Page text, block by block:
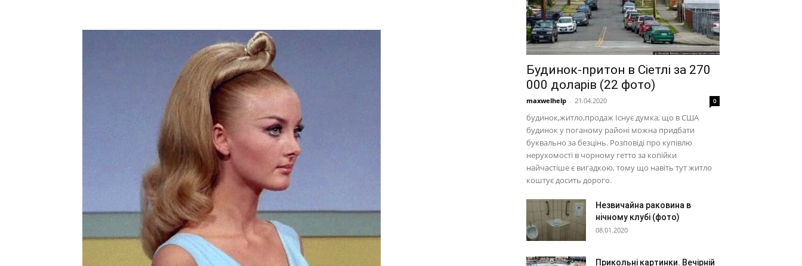
Будинок-притон в Сіетлі за 270
000 доларів (22 фото)
maxwelhelp - 21.04.2020 0
будинок,житло,продаж Існує думка, що в США
будинок у поганому районі можна придбати
буквально за безцінь. Розповіді про купівлю
нерухомості в чорному гетто за копійки
найчастіше є вигадкою, тому що навіть тут житло
коштує досить дорого.
Незвичайна раковина в
нічному клубі (фото)
08.01.2020
Прикольні картинки. Вечірній